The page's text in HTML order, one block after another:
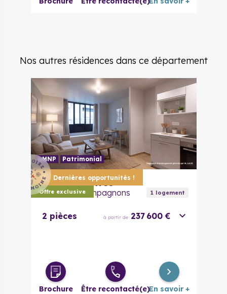
Nos autres résidences dans ce département
Dernières opportunités !
Offre exclusive
LMNP Patrimonial
44000 Nantes
Hôtel des Compagnons 1logement
2 pièces à partir de 237 600 €
Brochure Être recontacté(e)En savoir +